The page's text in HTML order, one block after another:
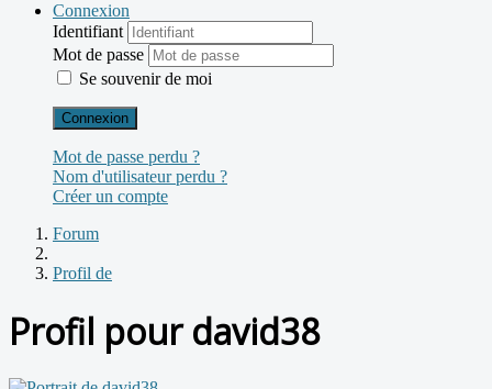
Connexion
Identifiant
Mot de passe
Se souvenir de moi
Connexion
Mot de passe perdu ?
Nom d'utilisateur perdu ?
Créer un compte
Forum
Profil de
Profil pour david38